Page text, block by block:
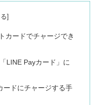
カードでチャージでき
LINE Payカード」に
ードにチャージする手